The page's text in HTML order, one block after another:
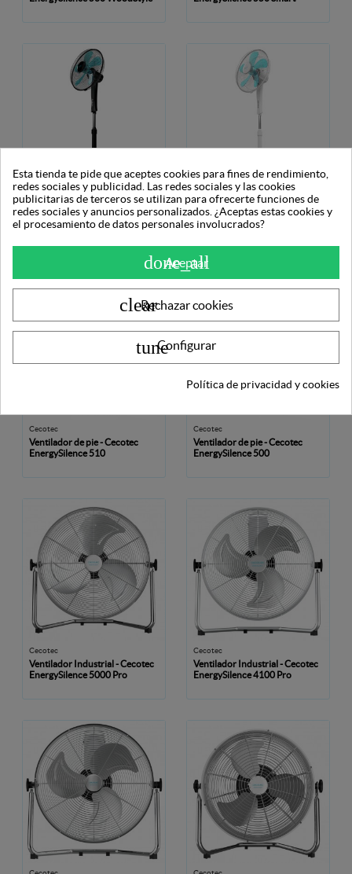
Cecotec
Ventilador de pie - Cecotec
EnergySilence 530 Power
Connected Black
Cecotec
Ventilador de pie - Cecotec
EnergySilence 530 Power
Connected White
Cecotec
Ventilador de pie - Cecotec
EnergySilence 510
Cecotec
Ventilador de pie - Cecotec
EnergySilence 500
Cecotec
Ventilador Industrial - Cecotec
EnergySilence 5000 Pro
Cecotec
Ventilador Industrial - Cecotec
EnergySilence 4100 Pro
Esta tienda te pide que aceptes cookies para fines de rendimiento,
redes sociales y publicidad. Las redes sociales y las cookies
publicitarias de terceros se utilizan para ofrecerte funciones de
redes sociales y anuncios personalizados. ¿Aceptas estas cookies y
el procesamiento de datos personales involucrados?
done_all
Aceptar
clearRechazar cookies
tuneConfigurar
Política de privacidad y cookies